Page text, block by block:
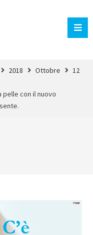
2018 Ottobre
12
pelle con il nuovo